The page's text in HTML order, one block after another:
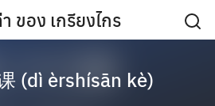
า ของ เกรียงไกร
(dì èrshísān kè)